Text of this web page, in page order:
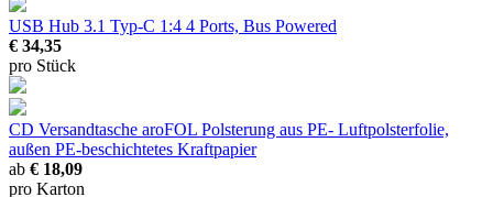
USB Hub 3.1 Typ-C 1:4 4 Ports, Bus Powered
€ 34,35
pro Stück
CD Versandtasche aroFOL Polsterung aus PE- Luftpolsterfolie,
außen PE-beschichtetes Kraftpapier
ab € 18,09
pro Karton